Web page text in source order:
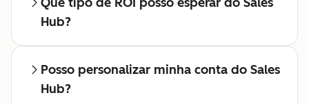
Hub?
Posso personalizar minha conta do Sales
Hub?